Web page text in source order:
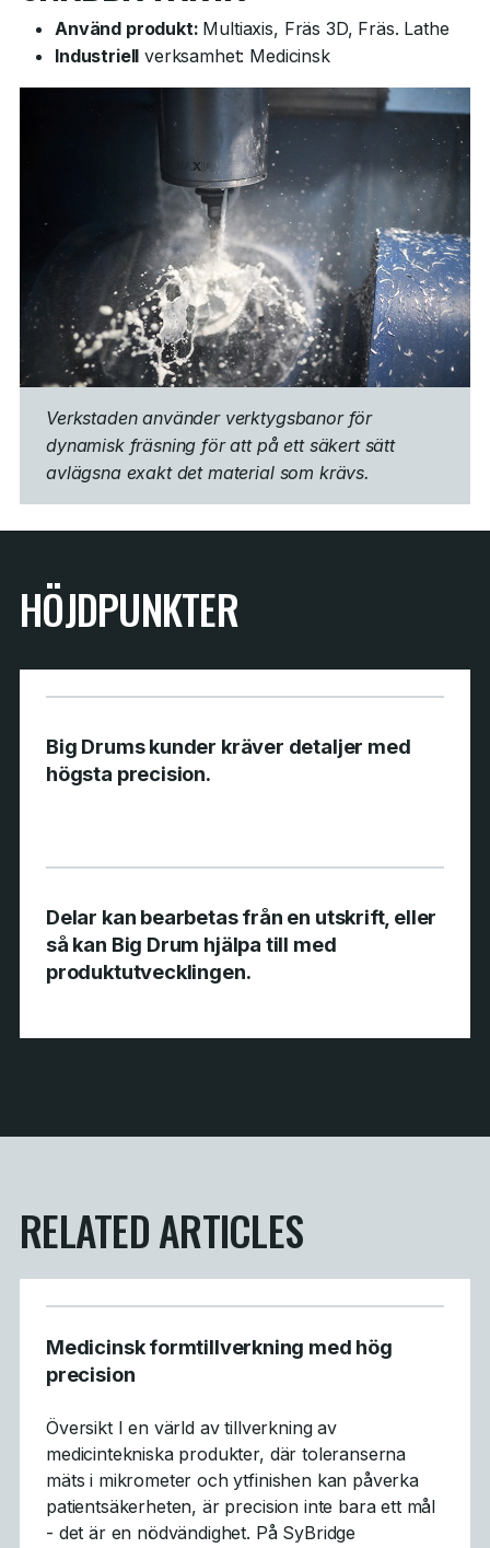
Använd produkt: Multiaxis, Fräs 3D, Fräs. Lathe
Industriell verksamhet: Medicinsk
Verkstaden använder verktygsbanor för
dynamisk fräsning för att på ett säkert sätt
avlägsna exakt det material som krävs.
HÖJDPUNKTER
Big Drums kunder kräver detaljer med
högsta precision.
Delar kan bearbetas från en utskrift, eller
så kan Big Drum hjälpa till med
produktutvecklingen.
RELATED ARTICLES
Medicinsk formtillverkning med hög
precision
Översikt I en värld av tillverkning av
medicintekniska produkter, där toleranserna
mäts i mikrometer och ytfinishen kan påverka
patientsäkerheten, är precision inte bara ett mål
- det är en nödvändighet. På SyBridge